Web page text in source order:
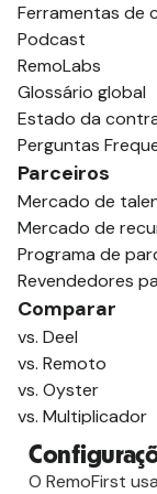
Ferramentas de
Podcast
RemoLabs
Glossário global
Estado da
Perguntas
Parceiros
Mercado de
Mercado de
Programa de
Revendedores
Comparar
vs. Deel
vs. Remoto
vs. Oyster
vs. Multiplicador
O RemoFirst